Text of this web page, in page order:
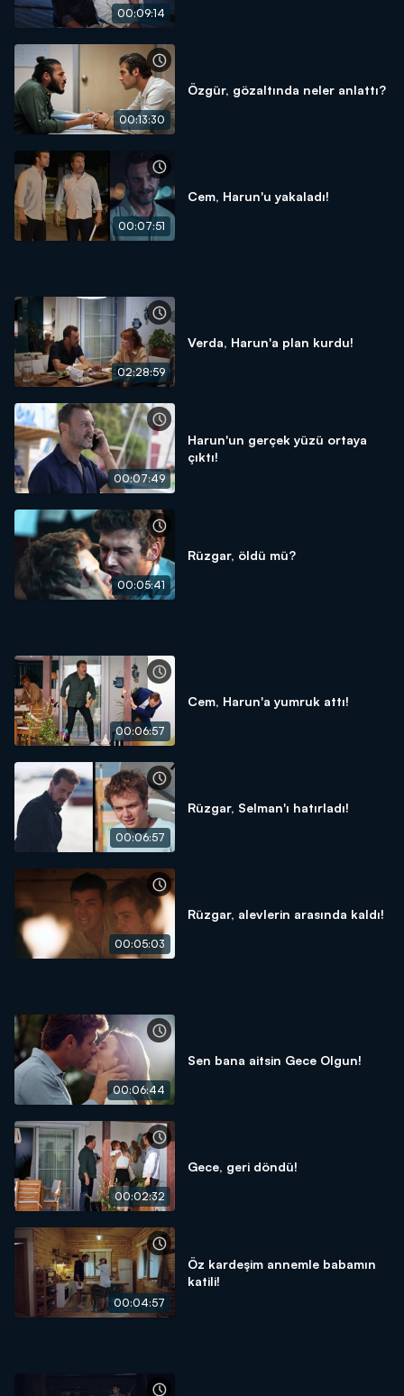
00:09:14
00:13:30
Özgür, gözaltında neler anlattı?
00:07:51
Cem, Harun'u yakaladı!
02:28:59
Verda, Harun'a plan kurdu!
00:07:49
Harun'un gerçek yüzü ortaya
çıktı!
00:05:41
Rüzgar, öldü mü?
00:06:57
Cem, Harun'a yumruk attı!
00:06:57
Rüzgar, Selman'ı hatırladı!
00:05:03
Rüzgar, alevlerin arasında kaldı!
00:06:44
Sen bana aitsin Gece Olgun!
00:02:32
Gece, geri döndü!
00:04:57
Öz kardeşim annemle babamın
katili!